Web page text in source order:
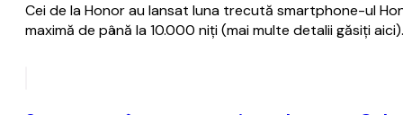
Cei de la Honor au lansat luna trecută smartphone-ul
maximă de până la 10.000 niţi (mai multe detalii găsiţi aici).